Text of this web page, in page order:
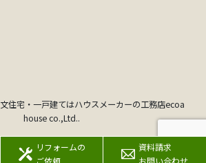
住宅・一戸建てはハウスメーカーの工務店ecoa
house co.,Ltd..
リフォームの
ご依頼
資料請求
お問い合わせ